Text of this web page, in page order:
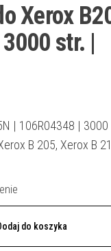
Xerox
str. |
| 106R04348 | 3000
B 205, Xerox B
do koszyka